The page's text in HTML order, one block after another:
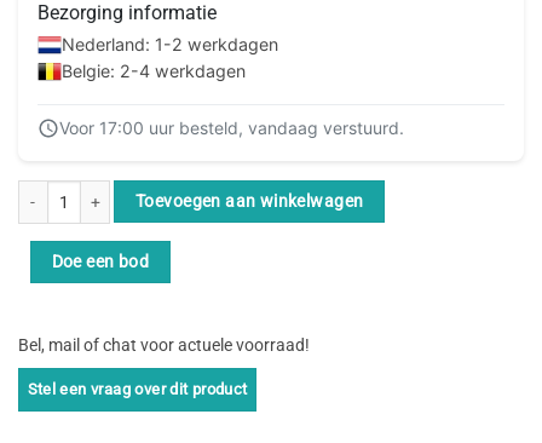
Bezorging informatie
Nederland: 1-2 werkdagen
Belgie: 2-4 werkdagen
Voor 17:00 uur besteld, vandaag verstuurd.
Equip 606204 netwerkkabel Blauw 2 m Cat6a S/FTP (S-STP) aantal
Toevoegen aan winkelwagen
Doe een bod
Bel, mail of chat voor actuele voorraad!